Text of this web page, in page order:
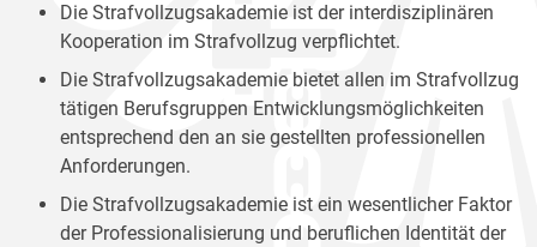
Die Strafvollzugsakademie ist der interdisziplinären
Kooperation im Strafvollzug verpflichtet.
Die Strafvollzugsakademie bietet allen im Strafvollzug
tätigen Berufsgruppen Entwicklungsmöglichkeiten
entsprechend den an sie gestellten professionellen
Anforderungen.
Die Strafvollzugsakademie ist ein wesentlicher Faktor
der Professionalisierung und beruflichen Identität der